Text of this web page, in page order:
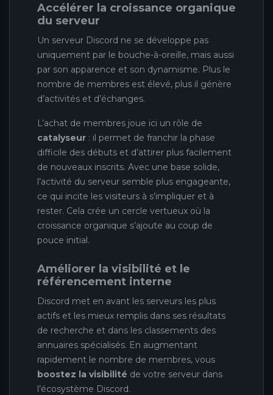
Accélérer la croissance organique
du serveur
Un serveur Discord ne se développe pas
uniquement par le bouche-à-oreille, mais aussi
par son apparence et son dynamisme. Plus le
nombre de membres est élevé, plus il génère
d’activités et d’échanges.
L’achat de membres joue ici un rôle de
catalyseur : il permet de franchir la phase
difficile des débuts et d’attirer plus facilement
de nouveaux inscrits. Avec une base solide,
l’activité du serveur semble plus engageante,
ce qui incite les visiteurs à s’impliquer et à
rester. Cela crée un cercle vertueux où la
croissance organique s’ajoute au coup de
pouce initial.
Améliorer la visibilité et le
référencement interne
Discord met en avant les serveurs les plus
actifs et les mieux remplis dans ses résultats
de recherche et dans les classements des
annuaires spécialisés. En augmentant
rapidement le nombre de membres, vous
boostez la visibilité de votre serveur dans
l’écosystème Discord.